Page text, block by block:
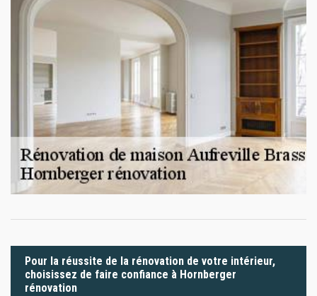
Pour la réussite de la rénovation de votre intérieur,
choisissez de faire confiance à Hornberger
rénovation